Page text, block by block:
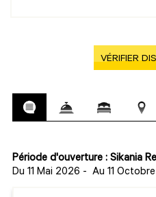
VÉRIFIER
Période d'ouverture : Sikania
Du 11 Mai 2026 - Au 11